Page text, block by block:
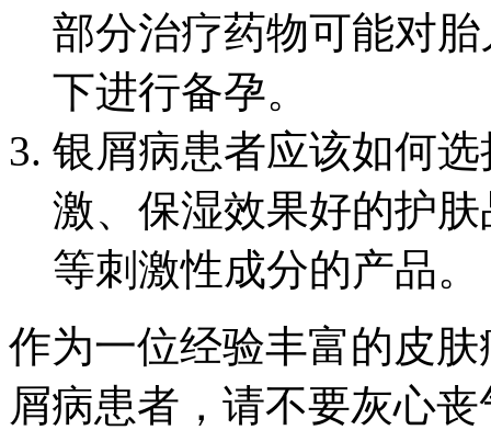
部分治疗药物可能对
下进行备孕。
银屑病患者应该如何
激、保湿效果好的护
等刺激性成分的产品。
作为一位经验丰富的皮
屑病患者，请不要灰心